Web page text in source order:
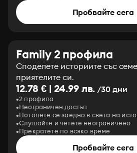
Пробвайте сега
Family 2 профила
Споделете историите със
приятелите си.
12.78 € | 24.99 лв. /30 дни
2 профила
Неограничен достъп
Потопете се заедно в света на
Слушайте и четете неограничено
Прекратете по всяко време
Пробвайте сега